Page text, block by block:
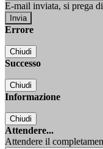
E-mail inviata, si prega
Errore
Chiudi
Successo
Chiudi
Informazione
Chiudi
Attendere...
Attendere il